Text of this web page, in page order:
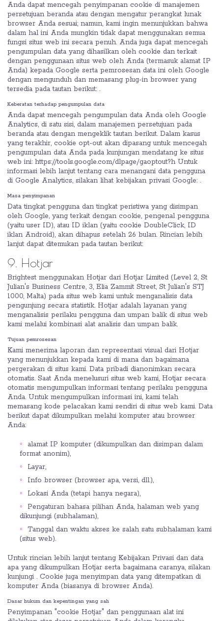
Anda dapat mencegah penyimpanan cookie di manajemen
persetujuan beranda atau dengan mengatur perangkat lunak
browser Anda sesuai; namun, kami ingin menunjukkan bahwa
dalam hal ini Anda mungkin tidak dapat menggunakan semua
fungsi situs web ini secara penuh. Anda juga dapat mencegah
pengumpulan data yang dihasilkan oleh cookie dan terkait
dengan penggunaan situs web oleh Anda (termasuk alamat IP
Anda) kepada Google serta pemrosesan data ini oleh Google
dengan mengunduh dan memasang plug-in browser yang
tersedia pada tautan berikut: .
Keberatan terhadap pengumpulan data
Anda dapat mencegah pengumpulan data Anda oleh Google
Analytics, di satu sisi, dalam manajemen persetujuan pada
beranda atau dengan mengeklik tautan berikut. Dalam kasus
yang terakhir, cookie opt-out akan dipasang untuk mencegah
pengumpulan data Anda pada kunjungan mendatang ke situs
web ini: https://tools.google.com/dlpage/gaoptout?h Untuk
informasi lebih lanjut tentang cara menangani data pengguna
di Google Analytics, silakan lihat kebijakan privasi Google: .
Masa penyimpanan
Data tingkat pengguna dan tingkat peristiwa yang disimpan
oleh Google, yang terkait dengan cookie, pengenal pengguna
(yaitu user ID), atau ID iklan (yaitu cookie DoubleClick, ID
iklan Android), akan dihapus setelah 26 bulan. Rincian lebih
lanjut dapat ditemukan pada tautan berikut:
9. Hotjar
Brightest menggunakan Hotjar dari Hotjar Limited (Level 2, St
Julian's Business Centre, 3, Elia Zammit Street, St Julian's STJ
1000, Malta) pada situs web kami untuk menganalisis data
pengunjung secara statistik. Hotjar adalah layanan yang
menganalisis perilaku pengguna dan umpan balik di situs web
kami melalui kombinasi alat analisis dan umpan balik.
Tujuan pemrosesan
Kami menerima laporan dan representasi visual dari Hotjar
yang menunjukkan kepada kami di mana dan bagaimana
pergerakan di situs kami. Data pribadi dianonimkan secara
otomatis. Saat Anda menelusuri situs web kami, Hotjar secara
otomatis mengumpulkan informasi tentang perilaku pengguna
Anda. Untuk mengumpulkan informasi ini, kami telah
memasang kode pelacakan kami sendiri di situs web kami. Data
berikut dapat dikumpulkan melalui komputer atau browser
Anda:
alamat IP komputer (dikumpulkan dan disimpan dalam
format anonim),
Layar,
Info browser (browser apa, versi, dll.),
Lokasi Anda (tetapi hanya negara),
Pengaturan bahasa pilihan Anda, halaman web yang
dikunjungi (subhalaman),
Tanggal dan waktu akses ke salah satu subhalaman kami
(situs web).
Untuk rincian lebih lanjut tentang Kebijakan Privasi dan data
apa yang dikumpulkan Hotjar serta bagaimana caranya, silakan
kunjungi . Cookie juga menyimpan data yang ditempatkan di
komputer Anda (biasanya di browser Anda).
Dasar hukum dan kepentingan yang sah
Penyimpanan "cookie Hotjar" dan penggunaan alat ini